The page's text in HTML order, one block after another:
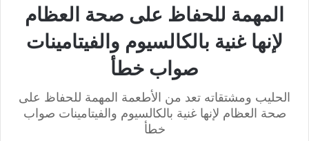
المهمة للحفاظ على صحة العظام
لإنها غنية بالكالسيوم والفيتامينات
صواب خطأ
الحليب ومشتقاته تعد من الأطعمة المهمة للحفاظ على
صحة العظام لإنها غنية بالكالسيوم والفيتامينات صواب
خطأ